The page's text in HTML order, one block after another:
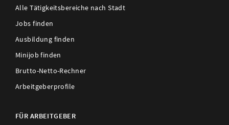
Alle Tätigkeitsbereiche nach Stadt
Jobs finden
Ausbildung finden
Minijob finden
Brutto-Netto-Rechner
Arbeitgeberprofile
FÜR ARBEITGEBER